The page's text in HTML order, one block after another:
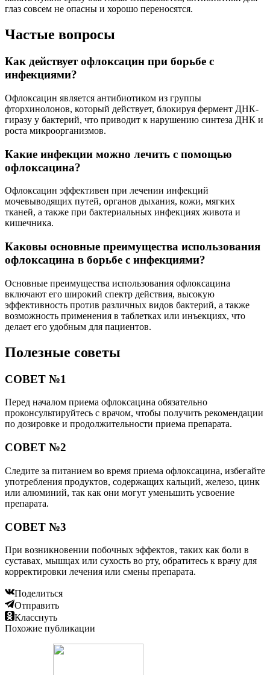
глаз совсем не опасны и хорошо переносятся.
Частые вопросы
Как действует офлоксацин при борьбе с
инфекциями?
Офлоксацин является антибиотиком из группы
фторхинолонов, который действует, блокируя фермент ДНК-
гиразу у бактерий, что приводит к нарушению синтеза ДНК и
роста микроорганизмов.
Какие инфекции можно лечить с помощью
офлоксацина?
Офлоксацин эффективен при лечении инфекций
мочевыводящих путей, органов дыхания, кожи, мягких
тканей, а также при бактериальных инфекциях живота и
кишечника.
Каковы основные преимущества использования
офлоксацина в борьбе с инфекциями?
Основные преимущества использования офлоксацина
включают его широкий спектр действия, высокую
эффективность против различных видов бактерий, а также
возможность применения в таблетках или инъекциях, что
делает его удобным для пациентов.
Полезные советы
СОВЕТ №1
Перед началом приема офлоксацина обязательно
проконсультируйтесь с врачом, чтобы получить рекомендации
по дозировке и продолжительности приема препарата.
СОВЕТ №2
Следите за питанием во время приема офлоксацина, избегайте
употребления продуктов, содержащих кальций, железо, цинк
или алюминий, так как они могут уменьшить усвоение
препарата.
СОВЕТ №3
При возникновении побочных эффектов, таких как боли в
суставах, мышцах или сухость во рту, обратитесь к врачу для
корректировки лечения или смены препарата.
Поделиться
Отправить
Класснуть
Похожие публикации